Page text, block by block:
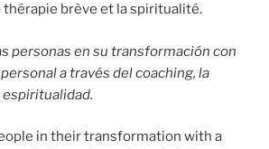
thérapie brève et la spiritualité.
personas en su transformación con
a través del coaching, la
in their transformation with a